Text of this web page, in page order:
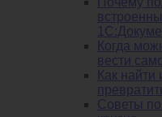
Когда
вести
Как
Советы